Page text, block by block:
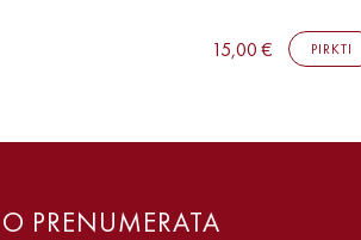
15,00 € PIRKTI
PRENUMERATA